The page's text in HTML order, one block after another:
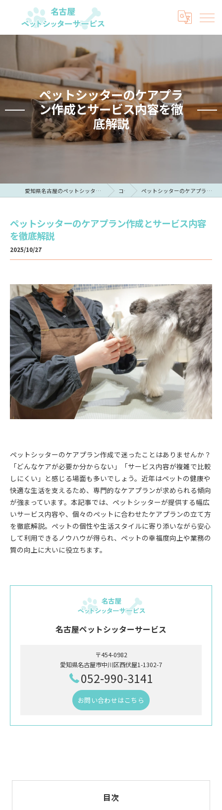
ペットシッターのケアプラ
ン作成とサービス内容を徹
底解説
愛知県名古屋のペットシッターなら名古屋ペットシッターサービス コラム ペットシッターのケアプラン作成とサービス内容を徹底解説
ペットシッターのケアプラン作成とサービス内容
を徹底解説
2025/10/27
ペットシッターのケアプラン作成で迷ったことはありませんか？
「どんなケアが必要か分からない」「サービス内容が複雑で比較
しにくい」と感じる場面も多いでしょう。近年はペットの健康や
快適な生活を支えるため、専門的なケアプランが求められる傾向
が強まっています。本記事では、ペットシッターが提供する幅広
いサービス内容や、個々のペットに合わせたケアプランの立て方
を徹底解説。ペットの個性や生活スタイルに寄り添いながら安心
して利用できるノウハウが得られ、ペットの幸福度向上や業務の
質の向上に大いに役立ちます。
名古屋ペットシッターサービス
〒454-0982
愛知県名古屋市中川区西伏屋1-1302-7
052-990-3141
お問い合わせはこちら
目次